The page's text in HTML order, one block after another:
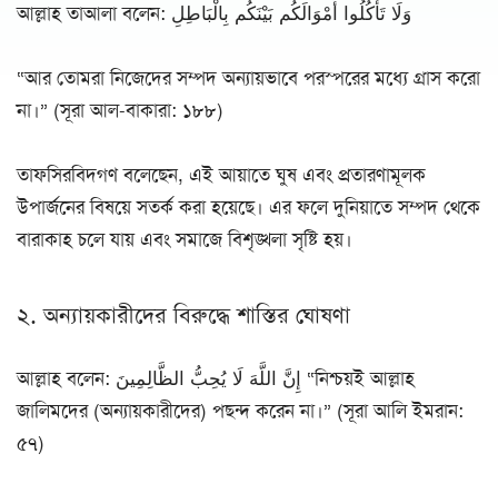
আল্লাহ তাআলা বলেন: وَلَا تَأْكُلُوا أَمْوَالَكُم بَيْنَكُم بِالْبَاطِلِ
“আর তোমরা নিজেদের সম্পদ অন্যায়ভাবে পরস্পরের মধ্যে গ্রাস করো
না।” (সূরা আল-বাকারা: ১৮৮)
তাফসিরবিদগণ বলেছেন, এই আয়াতে ঘুষ এবং প্রতারণামূলক
উপার্জনের বিষয়ে সতর্ক করা হয়েছে। এর ফলে দুনিয়াতে সম্পদ থেকে
বারাকাহ চলে যায় এবং সমাজে বিশৃঙ্খলা সৃষ্টি হয়।
২. অন্যায়কারীদের বিরুদ্ধে শাস্তির ঘোষণা
আল্লাহ বলেন: إِنَّ اللَّهَ لَا يُحِبُّ الظَّالِمِينَ “নিশ্চয়ই আল্লাহ
জালিমদের (অন্যায়কারীদের) পছন্দ করেন না।” (সূরা আলি ইমরান:
৫৭)